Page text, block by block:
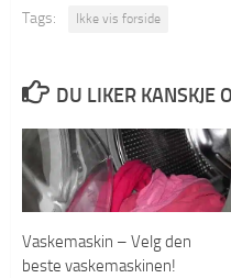
Tags: Ikke vis forside
DU LIKER KANSKJE
Vaskemaskin – Velg den
beste vaskemaskinen!